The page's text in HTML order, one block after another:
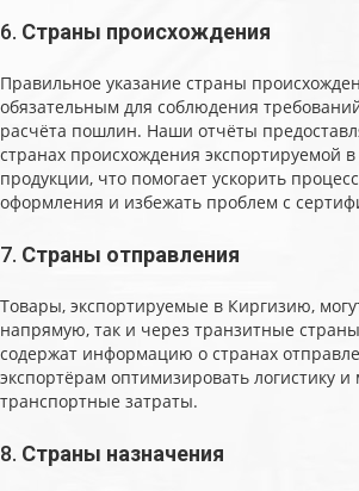
6. Страны происхождения
Правильное указание страны
обязательным для соблюдения
расчёта пошлин. Наши отчёты
странах происхождения экспортируемой
продукции, что помогает ускорить
оформления и избежать проблем с
7. Страны отправления
Товары, экспортируемые в Киргизию,
напрямую, так и через транзитные
содержат информацию о странах
экспортёрам оптимизировать логистику
транспортные затраты.
8. Страны назначения